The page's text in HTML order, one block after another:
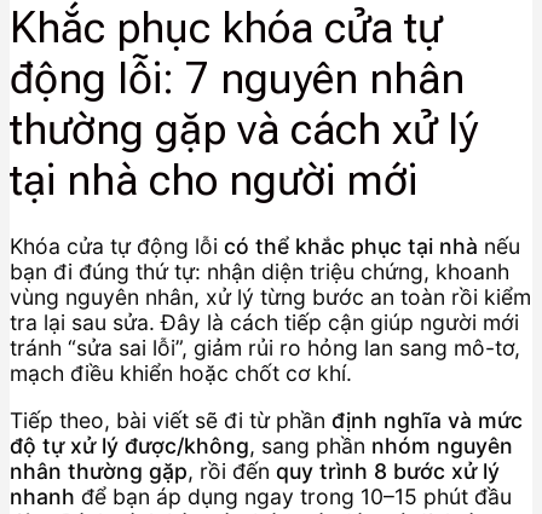
Khắc phục khóa cửa tự
động lỗi: 7 nguyên nhân
thường gặp và cách xử lý
tại nhà cho người mới
Khóa cửa tự động lỗi có thể khắc phục tại nhà nếu
bạn đi đúng thứ tự: nhận diện triệu chứng, khoanh
vùng nguyên nhân, xử lý từng bước an toàn rồi kiểm
tra lại sau sửa. Đây là cách tiếp cận giúp người mới
tránh “sửa sai lỗi”, giảm rủi ro hỏng lan sang mô-tơ,
mạch điều khiển hoặc chốt cơ khí.
Tiếp theo, bài viết sẽ đi từ phần định nghĩa và mức
độ tự xử lý được/không, sang phần nhóm nguyên
nhân thường gặp, rồi đến quy trình 8 bước xử lý
nhanh để bạn áp dụng ngay trong 10–15 phút đầu